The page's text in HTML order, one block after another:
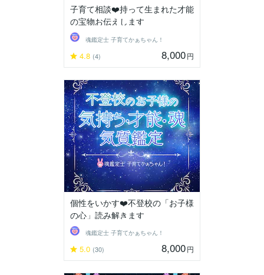
子育て相談❤️持って生まれた才能
の宝物お伝えします
魂鑑定士 子育てかぁちゃん！
4.8 (4) 8,000円
個性をいかす❤️不登校の「お子様
の心」読み解きます
魂鑑定士 子育てかぁちゃん！
5.0 (30) 8,000円